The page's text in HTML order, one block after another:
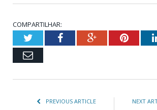
COMPARTILHAR:
TwitterFacebookGoogle+
Email
PREVIOUS ARTICLE NEXT